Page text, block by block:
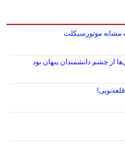
مشابه موتورسیکلت
از چشم دانشمندان پنهان بود